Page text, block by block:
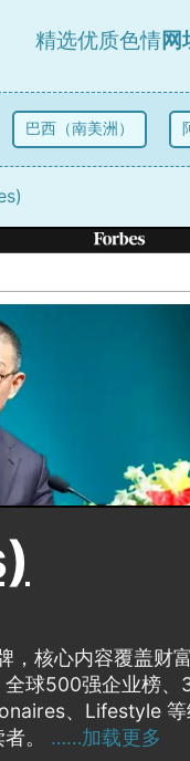
精选优质色情网
巴西（南美洲）
，核心内容覆盖财
球500强企业榜
、Lifestyle
。 ……加载更多